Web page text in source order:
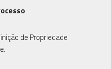
de Propriedade